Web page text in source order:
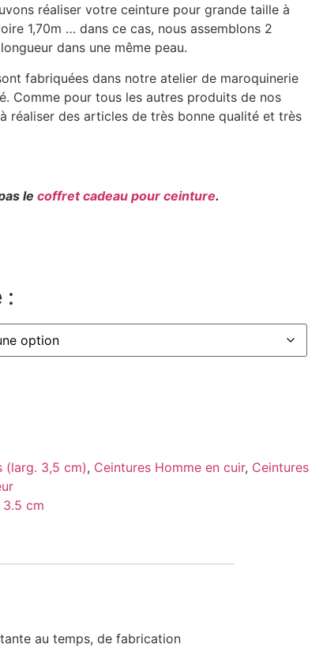
réaliser votre ceinture pour grande taille à
1,70m … dans ce cas, nous assemblons 2
dans une même peau.
fabriquées dans notre atelier de maroquinerie
Comme pour tous les autres produits de nos
réaliser des articles de très bonne qualité et très
le coffret cadeau pour ceinture.
:
(larg. 3,5 cm), Ceintures Homme en cuir, Ceintures
cm
au temps, de fabrication